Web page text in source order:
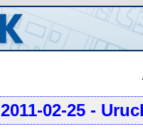
2011-02-25 -